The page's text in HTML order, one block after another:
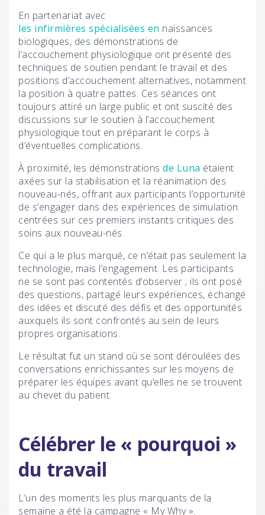
En partenariat avec
les infirmières spécialisées en naissances
biologiques, des démonstrations de
l’accouchement physiologique ont présenté des
techniques de soutien pendant le travail et des
positions d’accouchement alternatives, notamment
la position à quatre pattes. Ces séances ont
toujours attiré un large public et ont suscité des
discussions sur le soutien à l’accouchement
physiologique tout en préparant le corps à
d’éventuelles complications.
À proximité, les démonstrations de Luna étaient
axées sur la stabilisation et la réanimation des
nouveau-nés, offrant aux participants l’opportunité
de s’engager dans des expériences de simulation
centrées sur ces premiers instants critiques des
soins aux nouveau-nés.
Ce qui a le plus marqué, ce n’était pas seulement la
technologie, mais l’engagement. Les participants
ne se sont pas contentés d’observer ; ils ont posé
des questions, partagé leurs expériences, échangé
des idées et discuté des défis et des opportunités
auxquels ils sont confrontés au sein de leurs
propres organisations.
Le résultat fut un stand où se sont déroulées des
conversations enrichissantes sur les moyens de
préparer les équipes avant qu’elles ne se trouvent
au chevet du patient.
Célébrer le « pourquoi »
du travail
L’un des moments les plus marquants de la
semaine a été la campagne « My Why ».